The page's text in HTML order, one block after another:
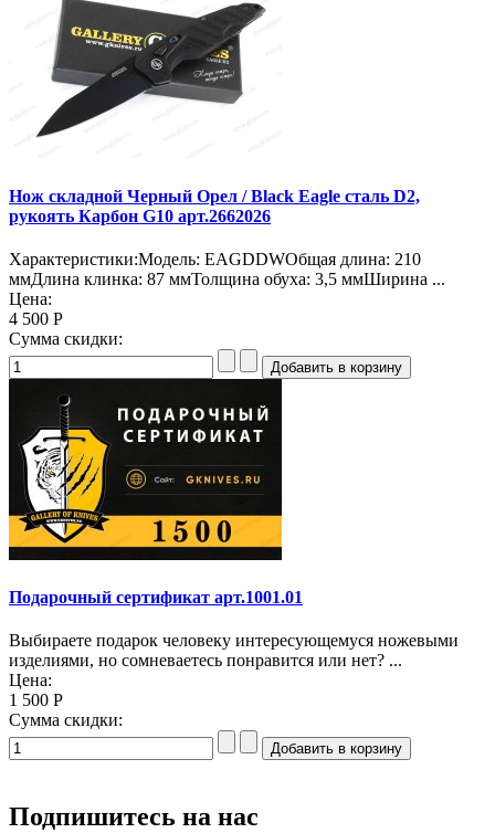
Нож складной Черный Орел / Black Eagle сталь D2,
рукоять Карбон G10 арт.2662026
Характеристики:Модель: EAGDDWОбщая длина: 210
ммДлина клинка: 87 ммТолщина обуха: 3,5 ммШирина ...
Цена:
4 500 Р
Сумма скидки:
Подарочный сертификат арт.1001.01
Выбираете подарок человеку интересующемуся ножевыми
изделиями, но сомневаетесь понравится или нет? ...
Цена:
1 500 Р
Сумма скидки:
Подпишитесь на нас